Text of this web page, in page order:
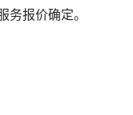
报价确定。